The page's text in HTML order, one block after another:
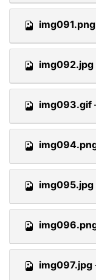
img091.png
img092.jpg
img093.gif
img095.jpg
img097.jpg